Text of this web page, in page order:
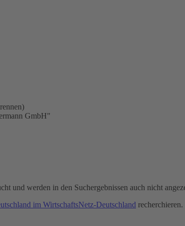
GmbH"
und werden in den Suchergebnissen auch nicht
im WirtschaftsNetz-Deutschland recherchieren.